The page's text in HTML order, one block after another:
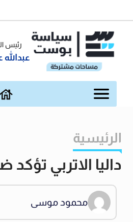
رئيس
الرئيسية
داليا الاتربي
محمود موسى